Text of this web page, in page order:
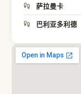
萨拉曼卡
巴利亚多利德